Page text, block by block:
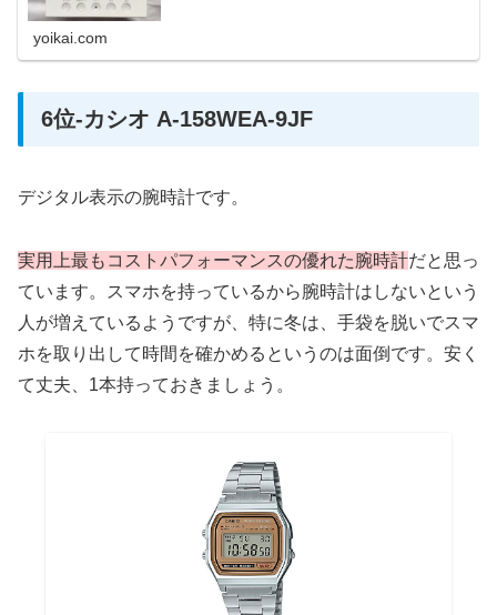
yoikai.com
6位-カシオ A-158WEA-9JF
デジタル表示の腕時計です。
実用上最もコストパフォーマンスの優れた腕時計だと思っ
ています。スマホを持っているから腕時計はしないという
人が増えているようですが、特に冬は、手袋を脱いでスマ
ホを取り出して時間を確かめるというのは面倒です。安く
て丈夫、1本持っておきましょう。